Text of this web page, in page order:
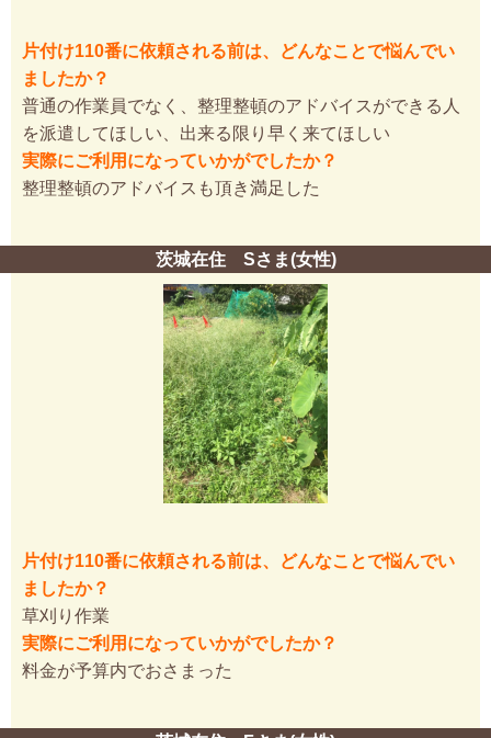
片付け110番に依頼される前は、どんなことで悩んでい
ましたか？
普通の作業員でなく、整理整頓のアドバイスができる人
を派遣してほしい、出来る限り早く来てほしい
実際にご利用になっていかがでしたか？
整理整頓のアドバイスも頂き満足した
茨城在住 Sさま(女性)
片付け110番に依頼される前は、どんなことで悩んでい
ましたか？
草刈り作業
実際にご利用になっていかがでしたか？
料金が予算内でおさまった